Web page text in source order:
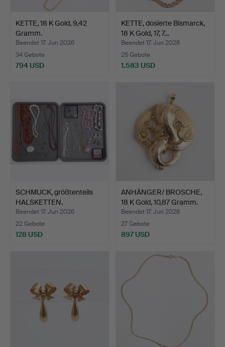
KETTE, 18 K Gold, 9,42
Gramm.
Beendet 17. Jun 2026
34 Gebote
794 USD
KETTE, dosierte Bismarck,
18 K Gold, 17, 7…
Beendet 17. Jun 2026
25 Gebote
1.583 USD
SCHMUCK, größtenteils
HALSKETTEN.
Beendet 17. Jun 2026
22 Gebote
128 USD
ANHÄNGER/ BROSCHE,
18 K Gold, 10,87 Gramm.
Beendet 17. Jun 2026
27 Gebote
897 USD